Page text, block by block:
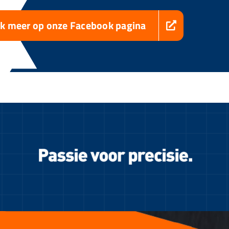
meer op onze Facebook pagina